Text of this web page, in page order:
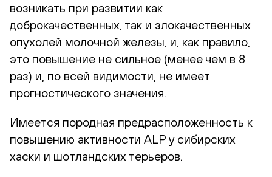
возникать при развитии как
доброкачественных, так и злокачественных
опухолей молочной железы, и, как правило,
это повышение не сильное (менее чем в 8
раз) и, по всей видимости, не имеет
прогностического значения.
Имеется породная предрасположенность к
повышению активности ALP у сибирских
хаски и шотландских терьеров.